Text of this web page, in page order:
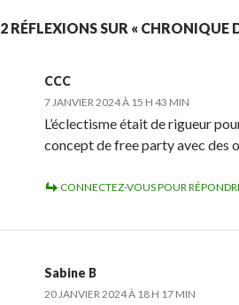
2 RÉFLEXIONS SUR « CHRONIQUE
CCC
7 JANVIER 2024 À 15 H 43 MIN
L’éclectisme était de rigueur
concept de free party avec des
CONNECTEZ-VOUS POUR
Sabine B
20 JANVIER 2024 À 18 H 17 MIN